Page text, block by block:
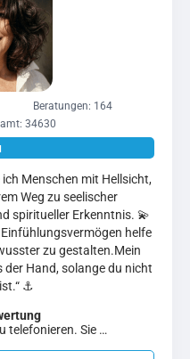
Menschen mit Hellsicht,
Weg zu seelischer
spiritueller Erkenntnis. 💫
helfe
zu gestalten.Mein
der Hand, solange du nicht
⚓
Beratungen: 164
34630
telefonieren. Sie …